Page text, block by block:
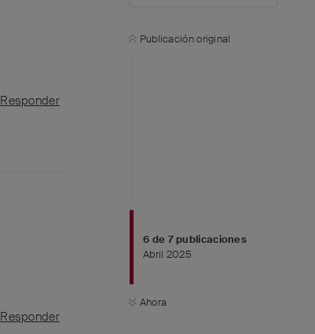
Publicación original
6 de 7publicaciones
Abril 2025
Ahora
Responder
Responder